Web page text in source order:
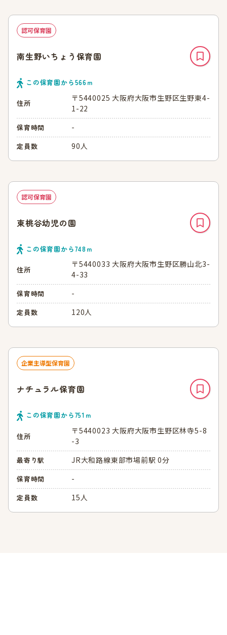
認可保育園
南生野いちょう保育園
この保育園から566ｍ
住所
〒5440025 大阪府大阪市生野区生野東4-
1-22
保育時間 -
定員数 90人
認可保育園
東桃谷幼児の園
この保育園から748ｍ
住所
〒5440033 大阪府大阪市生野区勝山北3-
4-33
保育時間 -
定員数 120人
企業主導型保育園
ナチュラル保育園
この保育園から751 ｍ
住所
〒5440023 大阪府大阪市生野区林寺5-8
-3
最寄り駅 JR大和路線東部市場前駅 0分
保育時間 -
定員数 15人